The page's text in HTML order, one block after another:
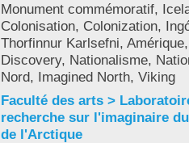
Monument commémoratif,
Colonisation, Colonization,
Thorfinnur Karlsefni,
Discovery, Nationalisme,
Nord, Imagined North, Viking
Faculté des arts >
recherche sur l'imaginaire
de l'Arctique